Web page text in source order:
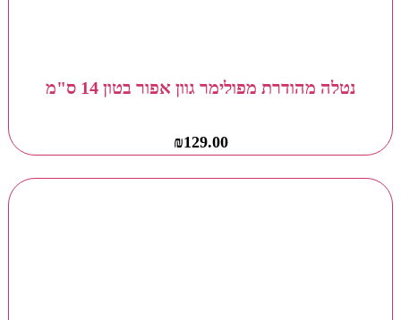
נטלה מהודרת מפולימר גוון אפור בטון 14 ס"מ
₪129.00